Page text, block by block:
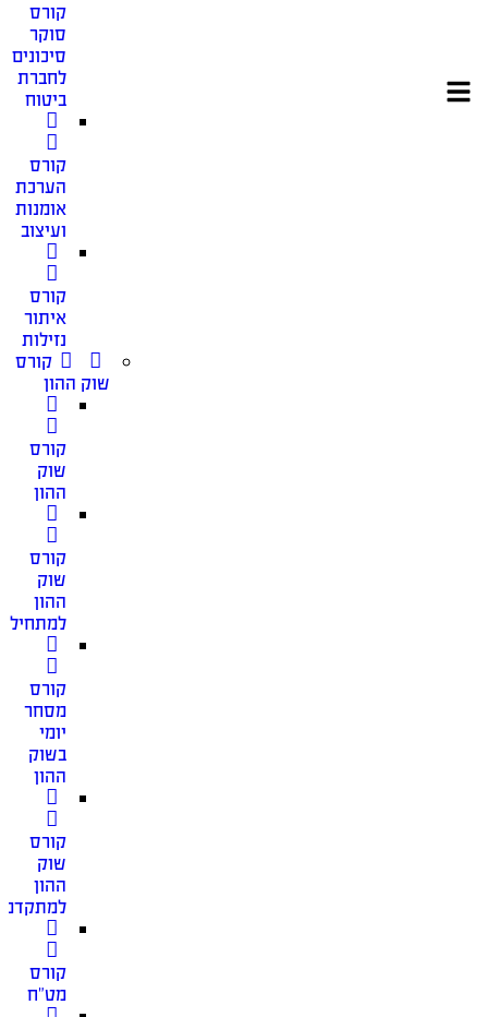
קורס
סוקר
סיכונים
לחברת
ביטוח
קורס
הערכת
אומנות
ועיצוב
קורס
איתור
נזילות
קורס
שוק ההון
קורס
שוק
ההון
קורס
שוק
ההון
קורס
מסחר
יומי
בשוק
ההון
קורס
שוק
ההון
קורס
מט”ח